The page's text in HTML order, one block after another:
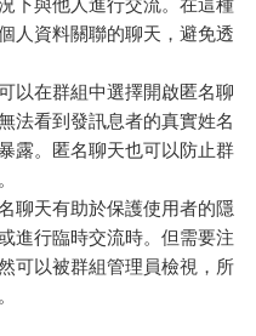
下與他人進行交流。在這種
人資料關聯的聊天，避免透
以在群組中選擇開啟匿名聊
法看到發訊息者的真實姓名
露。匿名聊天也可以防止群
聊天有助於保護使用者的隱
進行臨時交流時。但需要注
可以被群組管理員檢視，所